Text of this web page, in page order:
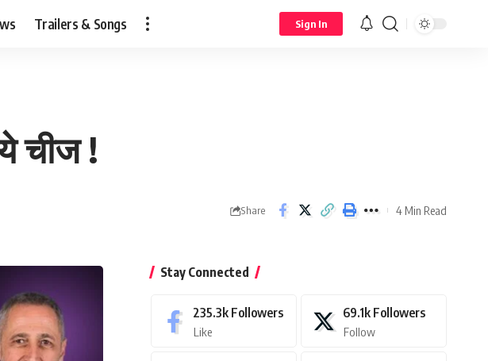
Trailers & Songs Sign In
चीज !
Share 4 Min Read
Stay Connected
235.3k Followers
Like
69.1k Followers
Follow